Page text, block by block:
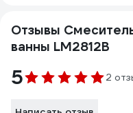
Отзывы
ванны LM2812B
5 2